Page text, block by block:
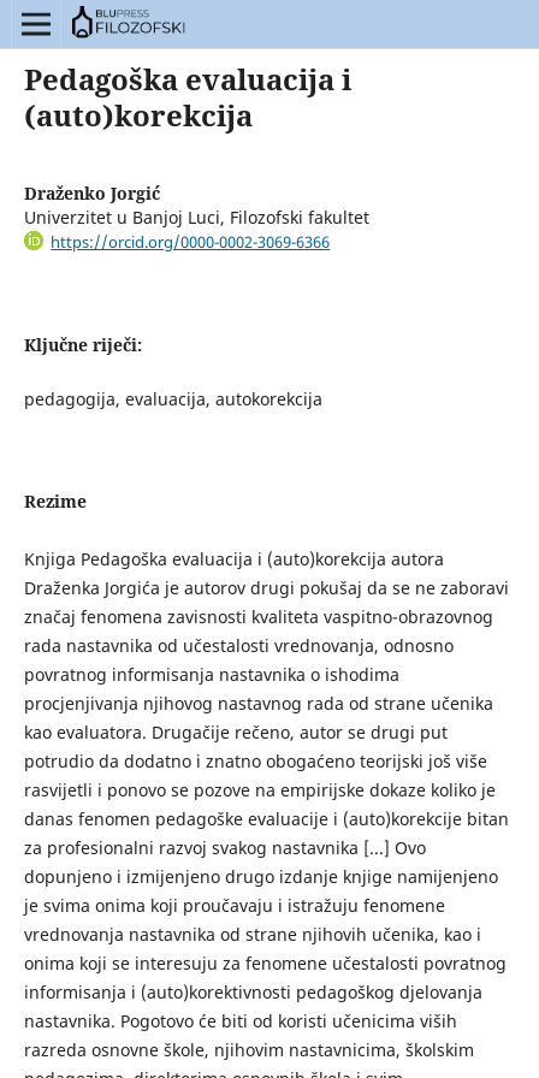
Pedagoška evaluacija i
(auto)korekcija
Draženko Jorgić
Univerzitet u Banjoj Luci, Filozofski fakultet
https://orcid.org/0000-0002-3069-6366
Ključne riječi:
pedagogija, evaluacija, autokorekcija
Rezime
Knjiga Pedagoška evaluacija i (auto)korekcija autora
Draženka Jorgića je autorov drugi pokušaj da se ne zaboravi
značaj fenomena zavisnosti kvaliteta vaspitno-obrazovnog
rada nastavnika od učestalosti vrednovanja, odnosno
povratnog informisanja nastavnika o ishodima
procjenjivanja njihovog nastavnog rada od strane učenika
kao evaluatora. Drugačije rečeno, autor se drugi put
potrudio da dodatno i znatno obogaćeno teorijski još više
rasvijetli i ponovo se pozove na empirijske dokaze koliko je
danas fenomen pedagoške evaluacije i (auto)korekcije bitan
za profesionalni razvoj svakog nastavnika [...] Ovo
dopunjeno i izmijenjeno drugo izdanje knjige namijenjeno
je svima onima koji proučavaju i istražuju fenomene
vrednovanja nastavnika od strane njihovih učenika, kao i
onima koji se interesuju za fenomene učestalosti povratnog
informisanja i (auto)korektivnosti pedagoškog djelovanja
nastavnika. Pogotovo će biti od koristi učenicima viših
razreda osnovne škole, njihovim nastavnicima, školskim